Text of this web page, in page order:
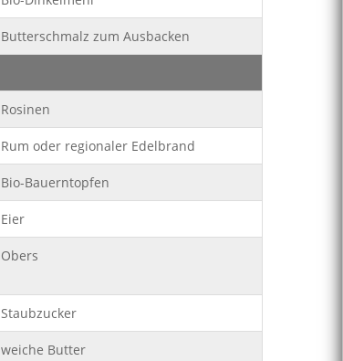
Butterschmalz zum Ausbacken
Rosinen
Rum oder regionaler Edelbrand
Bio-Bauerntopfen
Eier
Obers
Staubzucker
weiche Butter